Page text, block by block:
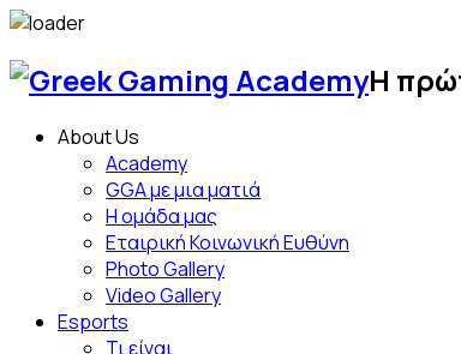
Skip
content
Η
About Us
Academy
GGA με μια ματιά
Η ομάδα μας
Εταιρική Κοινωνική Ευθύνη
Photo Gallery
Video Gallery
Esports
Τι είναι